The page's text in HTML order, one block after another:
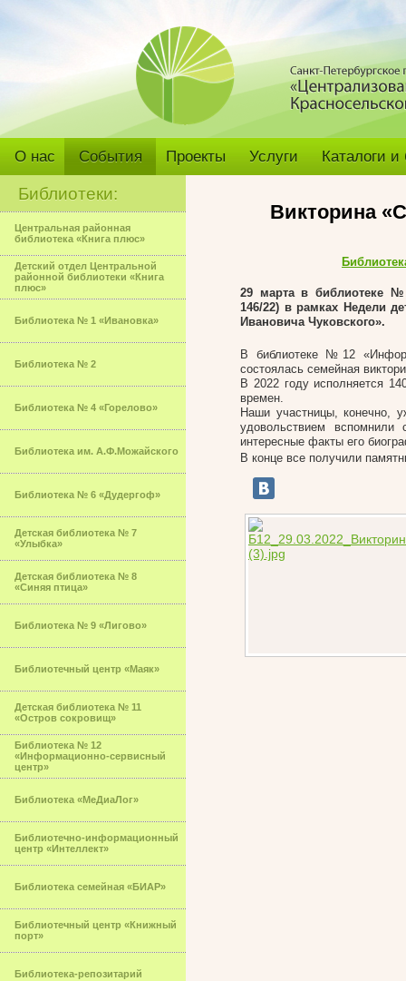
О нас События Проекты Услуги Каталоги
Библиотеки:
Центральная районная
библиотека «Книга плюс»
Детский отдел Центральной
районной библиотеки «Книга
плюс»
Библиотека № 1 «Ивановка»
Библиотека № 2
Библиотека № 4 «Горелово»
Библиотека им. А.Ф.Можайского
Библиотека № 6 «Дудергоф»
Детская библиотека № 7
«Улыбка»
Детская библиотека № 8
«Синяя птица»
Библиотека № 9 «Лигово»
Библиотечный центр «Маяк»
Детская библиотека № 11
«Остров сокровищ»
Библиотека № 12
«Информационно-сервисный
центр»
Библиотека «МеДиаЛог»
Библиотечно-информационный
центр «Интеллект»
Библиотека семейная «БИАР»
Библиотечный центр «Книжный
порт»
Библиотека-репозитарий
Викторина
29 марта в библиотеке
146/22) в рамках Недели
Ивановича Чуковского».
В библиотеке №12
состоялась семейная
В 2022 году исполняется
времен.
Наши участницы, конечно,
удовольствием
интересные факты его
В конце все получили